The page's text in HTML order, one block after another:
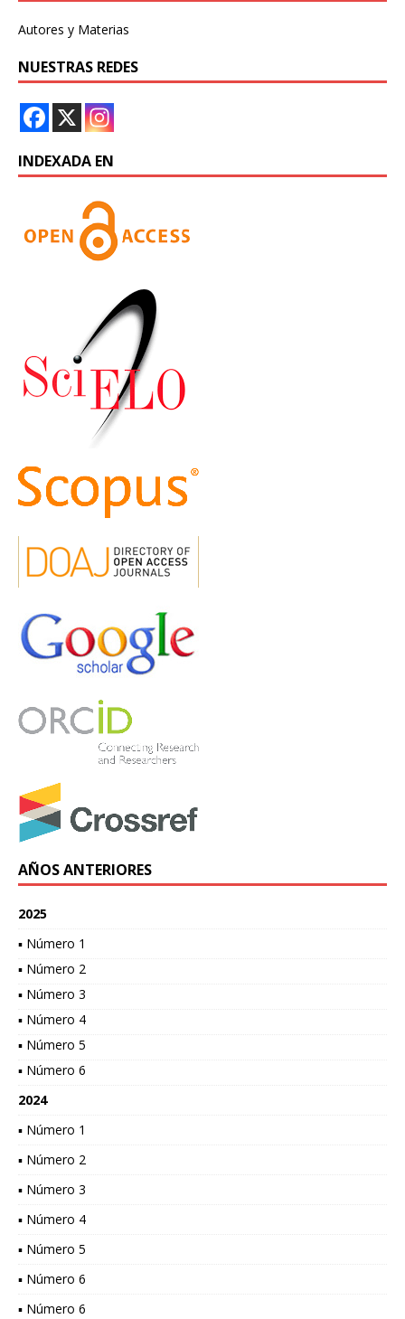
Autores y Materias
NUESTRAS REDES
INDEXADA EN
AÑOS ANTERIORES
2025
▪ Número 1
▪ Número 2
▪ Número 3
▪ Número 4
▪ Número 5
▪ Número 6
2024
▪ Número 1
▪ Número 2
▪ Número 3
▪ Número 4
▪ Número 5
▪ Número 6
▪ Número 6